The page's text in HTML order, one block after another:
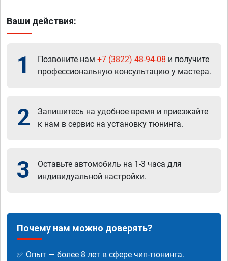
Ваши действия:
1 Позвоните нам +7 (3822) 48-94-08 и получите
профессиональную консультацию у мастера.
2
Запишитесь на удобное время и приезжайте
к нам в сервис на установку тюнинга.
3
Оставьте автомобиль на 1-3 часа для
индивидуальной настройки.
Почему нам можно доверять?
✅ Опыт — более 8 лет в сфере чип-тюнинга.